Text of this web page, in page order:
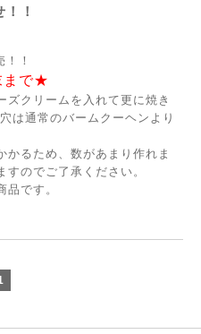
！
！
まで★
ズクリームを入れて更に焼き
は通常のバームクーヘンより
かるため、数があまり作れま
のでご了承ください。
です。